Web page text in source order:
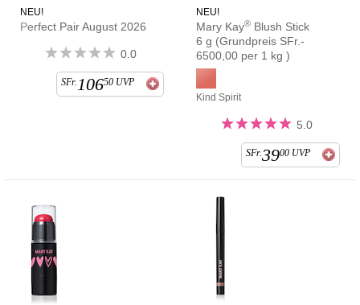
NEU!
Perfect Pair August 2026
0.0
SFr. 10650 UVP
NEU!
Mary Kay® Blush Stick
6 g (Grundpreis SFr.-
6500,00 per 1 kg )
Kind Spirit
5.0
SFr.3900 UVP